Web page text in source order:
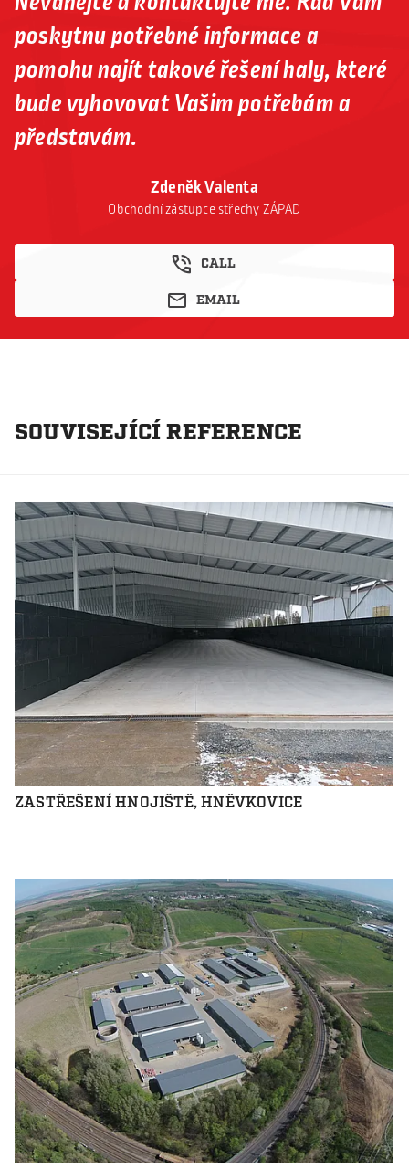
Zdeněk Valenta
Obchodní zástupce střechy ZÁPAD
CALL
EMAIL
poskytnu potřebné informace a
pomohu najít takové řešení haly, které
bude vyhovovat Vašim potřebám a
představám.
SOUVISEJÍCÍ REFERENCE
ZASTŘEŠENÍ HNOJIŠTĚ, HNĚVKOVICE